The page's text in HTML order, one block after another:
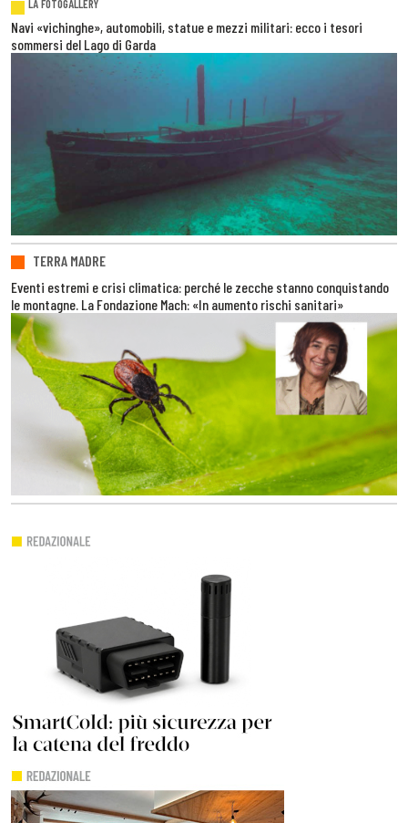
LA FOTOGALLERY
Navi «vichinghe», automobili, statue e mezzi militari: ecco i tesori
sommersi del Lago di Garda
TERRA MADRE
Eventi estremi e crisi climatica: perché le zecche stanno conquistando
le montagne. La Fondazione Mach: «In aumento rischi sanitari»